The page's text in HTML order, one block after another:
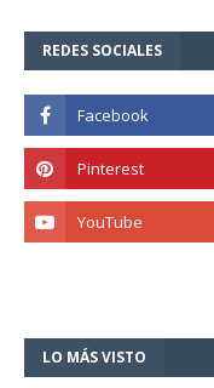
REDES SOCIALES
LO MÁS VISTO